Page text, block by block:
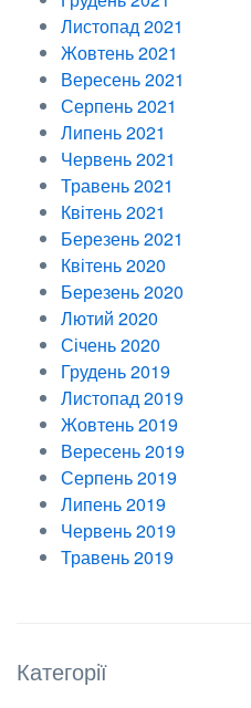
Листопад 2021
Жовтень 2021
Вересень 2021
Серпень 2021
Липень 2021
Червень 2021
Травень 2021
Квітень 2021
Березень 2021
Квітень 2020
Березень 2020
Лютий 2020
Січень 2020
Грудень 2019
Листопад 2019
Жовтень 2019
Вересень 2019
Серпень 2019
Липень 2019
Червень 2019
Травень 2019
Категорії